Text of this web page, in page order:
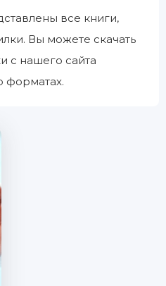
все книги,
Вы можете скачать
с нашего сайта
форматах.